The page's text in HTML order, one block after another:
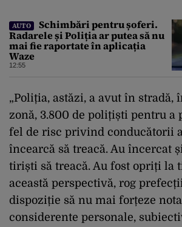
AUTO
Schimbări pentru șoferi.
Radarele și Poliția ar putea să nu
mai fie raportate în aplicația
Waze
12:55
„Poliția, astăzi, a avut în stradă,
zonă, 3.800 de polițiști pentru a
fel de risc privind conducătorii
încearcă să treacă. Au încercat
tiriști să treacă. Au fost opriți la
această perspectivă, rog
dispoziție să nu mai forțeze
considerente personale,